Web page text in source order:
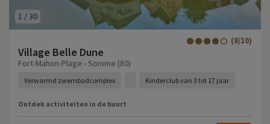
1 /30
Village Belle Dune
(8/10)
Fort-Mahon-Plage - Somme (80)
Verwarmd zwembadcomplex Kinderclub van 3 tot 17 jaar
Ontdek activiteiten in de buurt